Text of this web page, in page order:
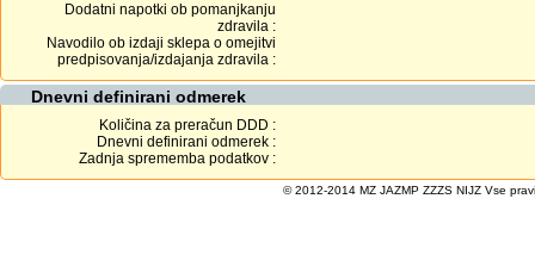
Dodatni napotki ob pomanjkanju
zdravila :
Navodilo ob izdaji sklepa o omejitvi
predpisovanja/izdajanja zdravila :
Dnevni definirani odmerek
Količina za preračun DDD :
Dnevni definirani odmerek :
Zadnja sprememba podatkov :
© 2012-2014 MZ JAZMP ZZZS NIJZ Vse